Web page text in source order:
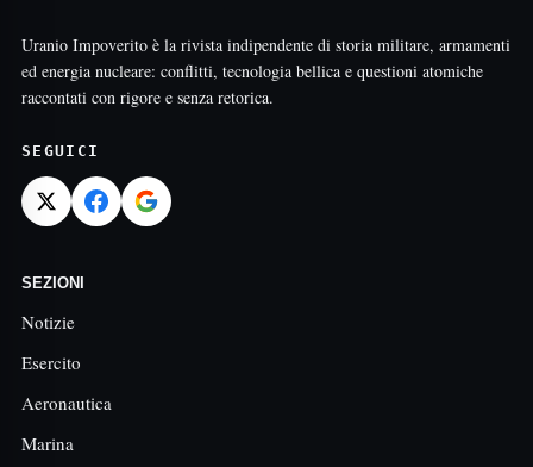
Uranio Impoverito è la rivista indipendente di storia militare, armamenti
ed energia nucleare: conflitti, tecnologia bellica e questioni atomiche
raccontati con rigore e senza retorica.
SEGUICI
SEZIONI
Notizie
Esercito
Aeronautica
Marina